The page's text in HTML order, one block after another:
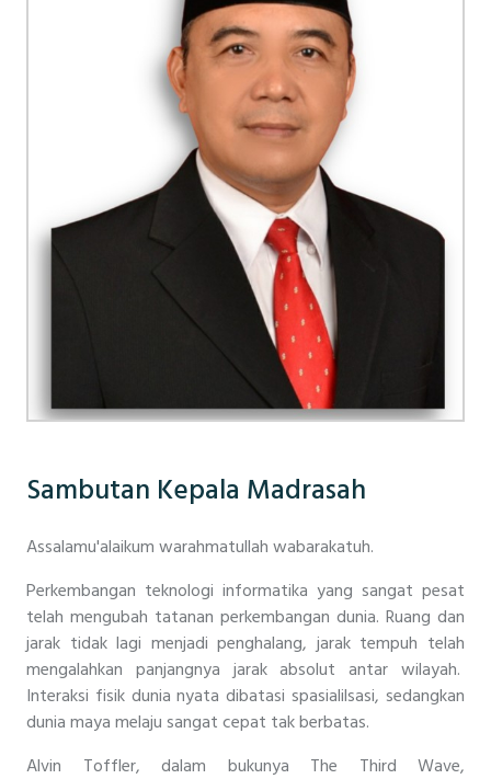
Sambutan Kepala Madrasah
Assalamu'alaikum warahmatullah wabarakatuh.
Perkembangan teknologi informatika yang sangat pesat
telah mengubah tatanan perkembangan dunia. Ruang dan
jarak tidak lagi menjadi penghalang, jarak tempuh telah
mengalahkan panjangnya jarak absolut antar wilayah.
Interaksi fisik dunia nyata dibatasi spasialilsasi, sedangkan
dunia maya melaju sangat cepat tak berbatas.
Alvin Toffler, dalam bukunya The Third Wave,